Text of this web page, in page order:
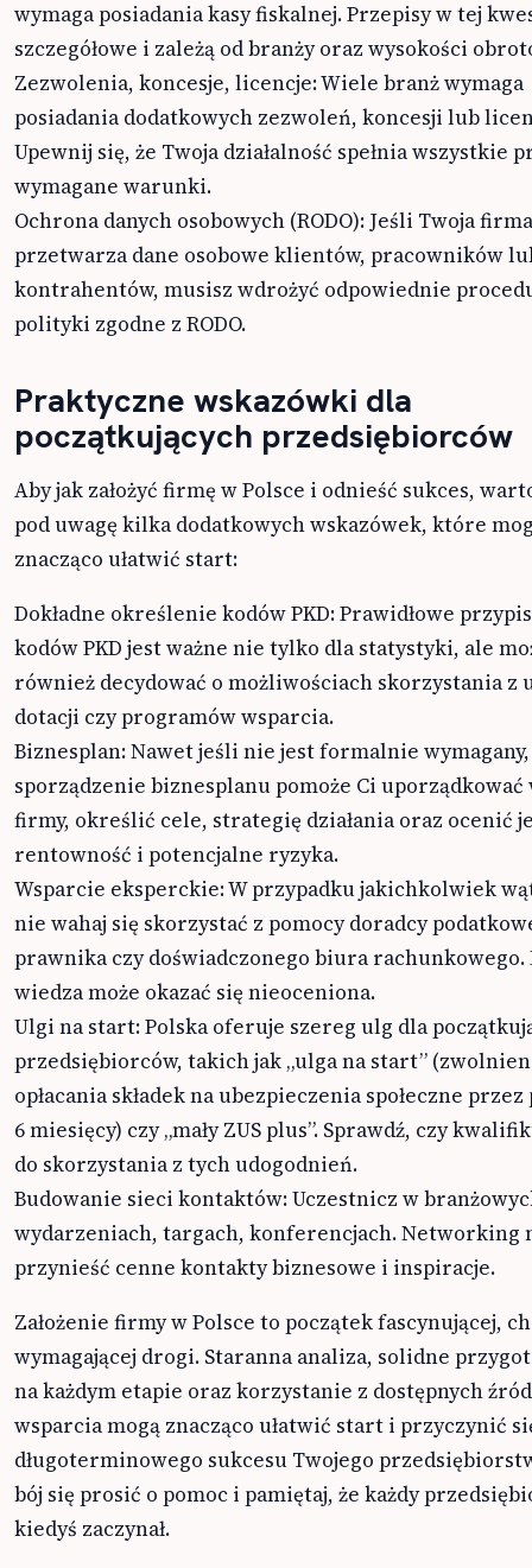
wymaga posiadania kasy fiskalnej. Przepisy w tej
szczegółowe i zależą od branży oraz wysokości
Zezwolenia, koncesje, licencje: Wiele branż wymaga
posiadania dodatkowych zezwoleń, koncesji lub
Upewnij się, że Twoja działalność spełnia wszystkie
wymagane warunki.
Ochrona danych osobowych (RODO): Jeśli Twoja firma
przetwarza dane osobowe klientów, pracowników
kontrahentów, musisz wdrożyć odpowiednie
polityki zgodne z RODO.
Praktyczne wskazówki dla
początkujących przedsiębiorców
Aby jak założyć firmę w Polsce i odnieść sukces,
pod uwagę kilka dodatkowych wskazówek, które
znacząco ułatwić start:
Dokładne określenie kodów PKD: Prawidłowe
kodów PKD jest ważne nie tylko dla statystyki, ale
również decydować o możliwościach skorzystania z
dotacji czy programów wsparcia.
Biznesplan: Nawet jeśli nie jest formalnie wymagany,
sporządzenie biznesplanu pomoże Ci uporządkować
firmy, określić cele, strategię działania oraz ocenić
rentowność i potencjalne ryzyka.
Wsparcie eksperckie: W przypadku jakichkolwiek
nie wahaj się skorzystać z pomocy doradcy
prawnika czy doświadczonego biura rachunkowego.
wiedza może okazać się nieoceniona.
Ulgi na start: Polska oferuje szereg ulg dla
przedsiębiorców, takich jak „ulga na start”
opłacania składek na ubezpieczenia społeczne
6 miesięcy) czy „mały ZUS plus”. Sprawdź, czy
do skorzystania z tych udogodnień.
Budowanie sieci kontaktów: Uczestnicz w
wydarzeniach, targach, konferencjach. Networking
przynieść cenne kontakty biznesowe i inspiracje.
Założenie firmy w Polsce to początek fascynującej,
wymagającej drogi. Staranna analiza, solidne
na każdym etapie oraz korzystanie z dostępnych
wsparcia mogą znacząco ułatwić start i przyczynić
długoterminowego sukcesu Twojego
bój się prosić o pomoc i pamiętaj, że każdy
kiedyś zaczynał.